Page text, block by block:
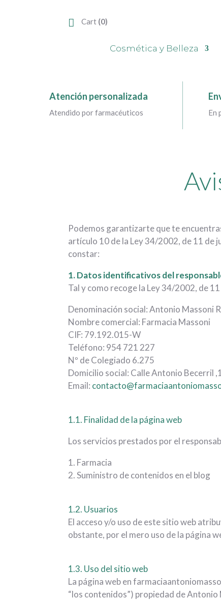
Cart (0)
Cosmética y Belleza
Atención personalizada
Atendido por farmacéuticos En
Podemos garantizarte que te
artículo 10 de la Ley 34/2002, de 11 de
constar:
1. Datos identificativos del
Tal y como recoge la Ley 34/2002, de
Denominación social: Antonio Massoni
Nombre comercial: Farmacia Massoni
CIF: 79.192.015-W
Teléfono: 954 721 227
Nº de Colegiado 6.275
Domicilio social: Calle Antonio Becerril
Email:
1.1. Finalidad de la página web
Los servicios prestados por el
1. Farmacia
2. Suministro de contenidos en el blog
1.2. Usuarios
El acceso y/o uso de este sitio web
obstante, por el mero uso de la página
1.3. Uso del sitio web
La página web en
“los contenidos”) propiedad de Antonio